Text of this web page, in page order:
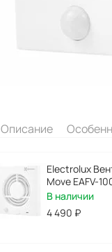
Описание
Electrolux
Move EAFV-
В наличии
4 490 ₽